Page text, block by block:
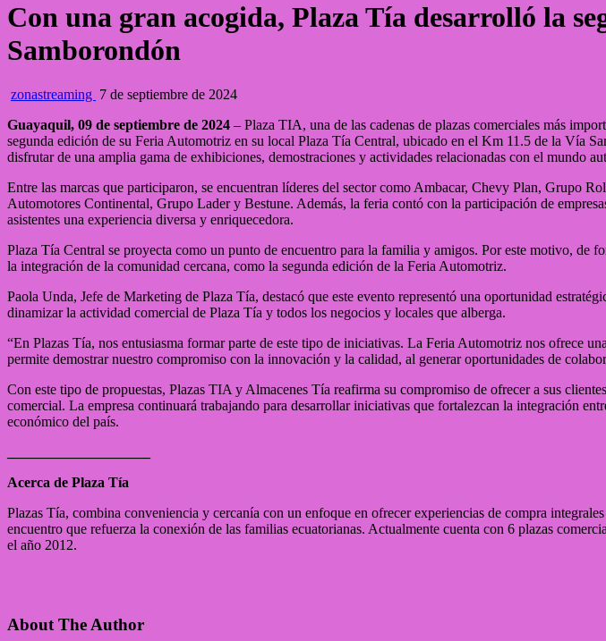
Con una gran acogida, Plaza Tía desarrolló la
Samborondón
zonastreaming 7 de septiembre de 2024
Guayaquil, 09 de septiembre de 2024 – Plaza TIA, una de las cadenas de plazas comerciales más
segunda edición de su Feria Automotriz en su local Plaza Tía Central, ubicado en el Km 11.5 de la Vía
disfrutar de una amplia gama de exhibiciones, demostraciones y actividades relacionadas con el mundo
Entre las marcas que participaron, se encuentran líderes del sector como Ambacar, Chevy Plan,
Automotores Continental, Grupo Lader y Bestune. Además, la feria contó con la participación de
asistentes una experiencia diversa y enriquecedora.
Plaza Tía Central se proyecta como un punto de encuentro para la familia y amigos. Por este motivo, de
la integración de la comunidad cercana, como la segunda edición de la Feria Automotriz.
Paola Unda, Jefe de Marketing de Plaza Tía, destacó que este evento representó una oportunidad
dinamizar la actividad comercial de Plaza Tía y todos los negocios y locales que alberga.
“En Plazas Tía, nos entusiasma formar parte de este tipo de iniciativas. La Feria Automotriz nos ofrece
permite demostrar nuestro compromiso con la innovación y la calidad, al generar oportunidades de
Con este tipo de propuestas, Plazas TIA y Almacenes Tía reafirma su compromiso de ofrecer a sus
comercial. La empresa continuará trabajando para desarrollar iniciativas que fortalezcan la integración
económico del país.
Acerca de Plaza Tía
Plazas Tía, combina conveniencia y cercanía con un enfoque en ofrecer experiencias de compra
encuentro que refuerza la conexión de las familias ecuatorianas. Actualmente cuenta con 6 plazas
el año 2012.
About The Author